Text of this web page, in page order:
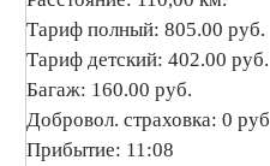
Тариф полный: 805.00 руб.
Тариф детский: 402.00 руб.
Багаж: 160.00 руб.
Добровол. страховка: 0
Прибытие: 11:08